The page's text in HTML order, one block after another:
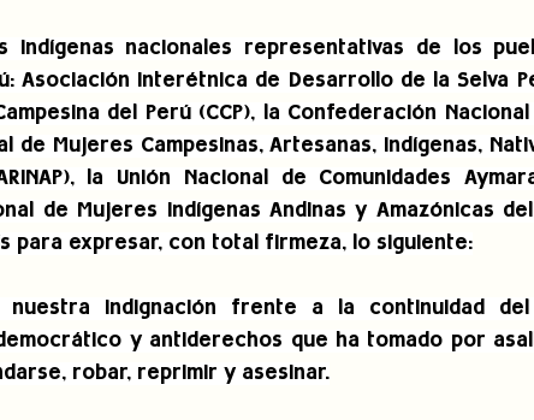
indígenas nacionales representativas de los
Asociación Interétnica de Desarrollo de la Selva
del Perú (CCP), la Confederación Nacional
de Mujeres Campesinas, Artesanas, Indígenas,
la Unión Nacional de Comunidades
para expresar, con total firmeza, lo siguiente:
nuestra indignación frente a la continuidad
y antiderechos que ha tomado por
robar, reprimir y asesinar.